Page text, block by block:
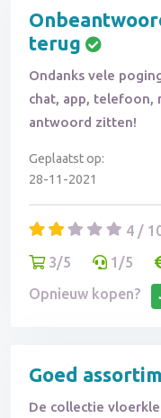
terug
Ondanks vele
chat, app, telefoon,
antwoord zitten!
Geplaatst op:
28-11-2021
4 /
3/5
1/5
Opnieuw kopen?
Goed
De collectie